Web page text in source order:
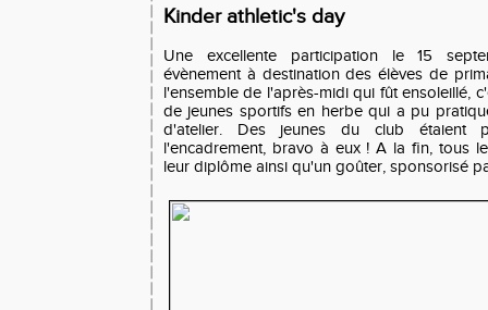
Kinder athletic's day
Une excellente participation le 15
évènement à destination des élèves de
l'ensemble de l'après-midi qui fût ensoleillé,
de jeunes sportifs en herbe qui a pu
d'atelier. Des jeunes du club étaient
l'encadrement, bravo à eux ! A la fin, tous
leur diplôme ainsi qu'un goûter, sponsorisé